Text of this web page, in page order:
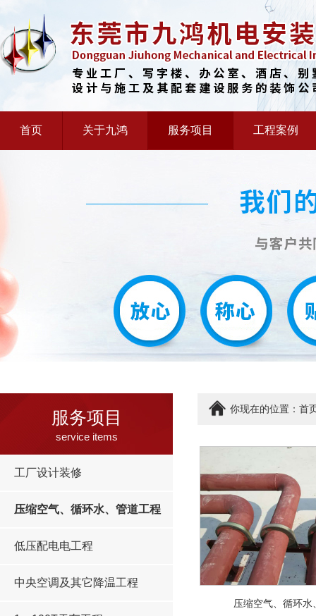
首页 关于九鸿 服务项目 工程案例
服务项目
service items
工厂设计装修
压缩空气、循环水、管道工程
低压配电电工程
中央空调及其它降温工程
你现在的位置： 首
压缩空气、循环水